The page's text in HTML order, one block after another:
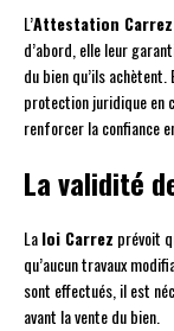
L’Attestation Carrez
d’abord, elle leur
du bien qu’ils
protection juridique en
renforcer la confiance
La validité
Laloi Carrez prévoit
qu’aucun travaux
sont effectués, il est
avant la vente du bien.